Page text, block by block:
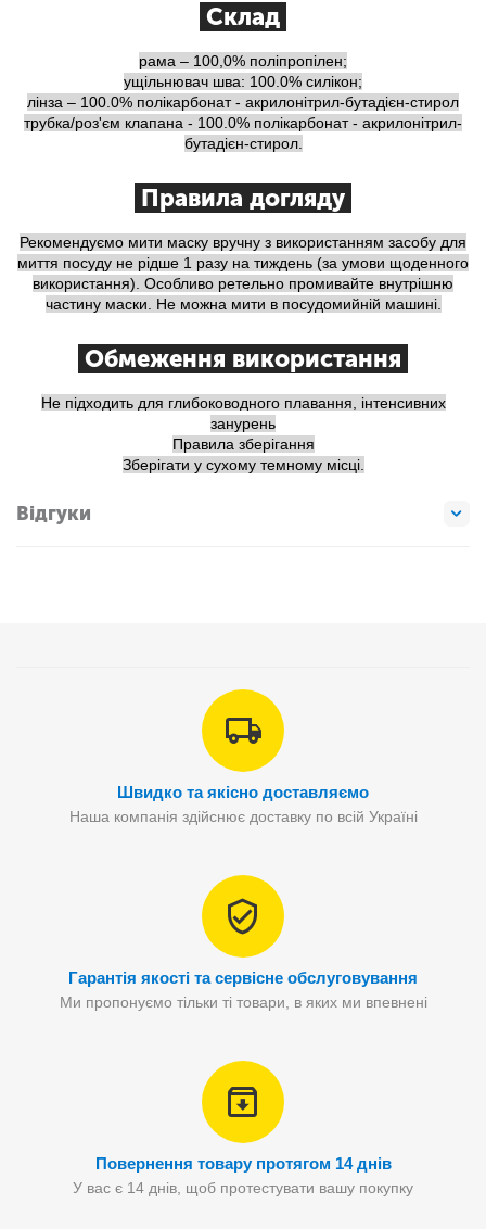
Склад
рама – 100,0% поліпропілен;
ущільнювач шва: 100.0% силікон;
лінза – 100.0% полікарбонат - акрилонітрил-бутадієн-стирол
трубка/роз'єм клапана - 100.0% полікарбонат - акрилонітрил-
бутадієн-стирол.
Правила догляду
Рекомендуємо мити маску вручну з використанням засобу для
миття посуду не рідше 1 разу на тиждень (за умови щоденного
використання). Особливо ретельно промивайте внутрішню
частину маски. Не можна мити в посудомийній машині.
Обмеження використання
Не підходить для глибоководного плавання, інтенсивних
занурень
Правила зберігання
Зберігати у сухому темному місці.
Відгуки
Швидко та якісно доставляємо
Наша компанія здійснює доставку по всій Україні
Гарантія якості та сервісне обслуговування
Ми пропонуємо тільки ті товари, в яких ми впевнені
Повернення товару протягом 14 днів
У вас є 14 днів, щоб протестувати вашу покупку